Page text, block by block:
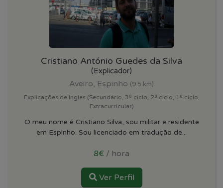
Cristiano António Guedes da Silva
(Explicador)
Aveiro, Espinho (9.5 km)
Explicações de Ingles (Secundário, 3º ciclo, 2º ciclo, 1º ciclo,
Extracurricular)
O meu nome é Cristiano Silva, sou militar e residente
em Espinho. Sou licenciado em tradução de...
8€ / hora
Ver Perfil